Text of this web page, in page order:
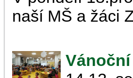
naší MŠ a žáci